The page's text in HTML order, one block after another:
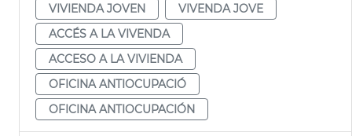
VIVIENDA JOVEN
VIVENDA JOVE
ACCÉS A LA VIVENDA
ACCESO A LA VIVIENDA
OFICINA ANTIOCUPACIÓ
OFICINA ANTIOCUPACIÓN